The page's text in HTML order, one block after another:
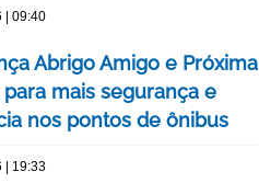
| 09:40
Abrigo Amigo e Próxima
para mais segurança e
nos pontos de ônibus
| 19:33